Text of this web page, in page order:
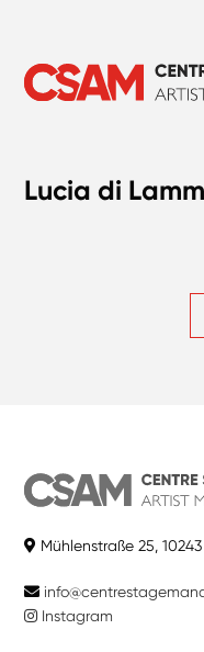
Lucia di
Mühlenstraße 25,
Instagram